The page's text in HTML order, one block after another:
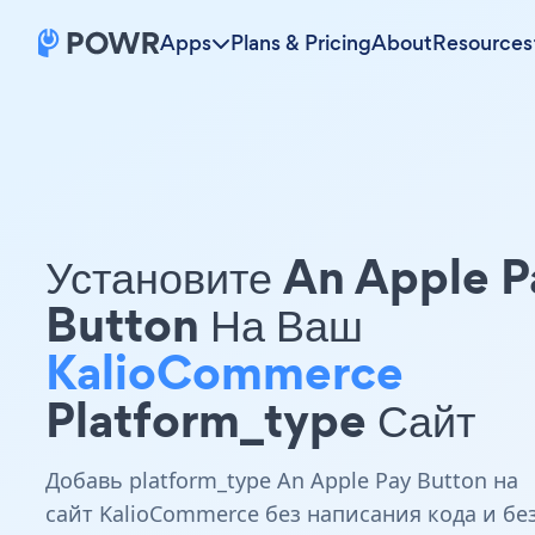
Apps Plans & PricingAboutResources
Установите An Apple
Button На Ваш
KalioCommerce
Platform_type Сайт
Добавь platform_type An Apple Pay Button на
сайт KalioCommerce без написания кода и